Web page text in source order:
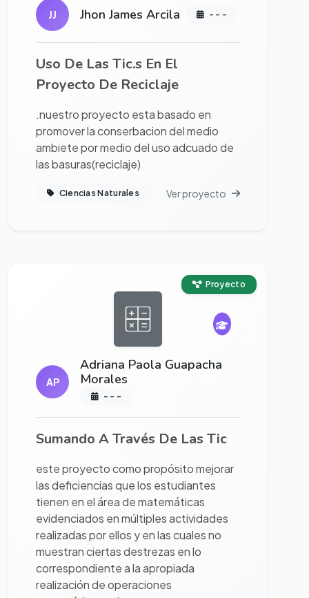
JJ Jhon James Arcila - - -
Uso De Las Tic.s En El
Proyecto De Reciclaje
.nuestro proyecto esta basado en
promover la conserbacion del medio
ambiete por medio del uso adcuado de
las basuras(reciclaje)
Ciencias Naturales Ver proyecto
Proyecto
AP
Adriana Paola Guapacha
Morales
- - -
Sumando A Través De Las Tic
este proyecto como propósito mejorar
las deficiencias que los estudiantes
tienen en el área de matemáticas
evidenciados en múltiples actividades
realizadas por ellos y en las cuales no
muestran ciertas destrezas en lo
correspondiente a la apropiada
realización de operaciones